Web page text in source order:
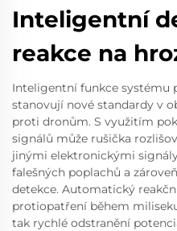
Inteligentní
reakce na
Inteligentní funkce systému
stanovují nové standardy v
proti dronům. S využitím
signálů může rušička
jinými elektronickými
falešných poplachů a
detekce. Automatický
protiopatření během
tak rychlé odstranění